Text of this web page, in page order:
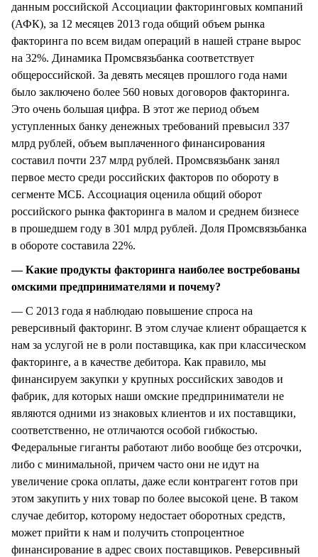
данным российской Ассоциации факторинговых компаний
(АФК), за 12 месяцев 2013 года общий объем рынка
факторинга по всем видам операций в нашей стране вырос
на 32%. Динамика Промсвязьбанка соответствует
общероссийской. За девять месяцев прошлого года нами
было заключено более 560 новых договоров факторинга.
Это очень большая цифра. В этот же период объем
уступленных банку денежных требований превысил 337
млрд рублей, объем выплаченного финансирования
составил почти 237 млрд рублей. Промсвязьбанк занял
первое место среди российских факторов по обороту в
сегменте МСБ. Ассоциация оценила общий оборот
российского рынка факторинга в малом и среднем бизнесе
в прошедшем году в 301 млрд рублей. Доля Промсвязьбанка
в обороте составила 22%.
— Какие продукты факторинга наиболее востребованы
омскими предпринимателями и почему?
— С 2013 года я наблюдаю повышение спроса на
реверсивный факторинг. В этом случае клиент обращается к
нам за услугой не в роли поставщика, как при классическом
факторинге, а в качестве дебитора. Как правило, мы
финансируем закупки у крупных российских заводов и
фабрик, для которых наши омские предприниматели не
являются одними из знаковых клиентов и их поставщики,
соответственно, не отличаются особой гибкостью.
Федеральные гиганты работают либо вообще без отсрочки,
либо с минимальной, причем часто они не идут на
увеличение срока оплаты, даже если контрагент готов при
этом закупить у них товар по более высокой цене. В таком
случае дебитор, которому недостает оборотных средств,
может прийти к нам и получить стопроцентное
финансирование в адрес своих поставщиков. Реверсивный